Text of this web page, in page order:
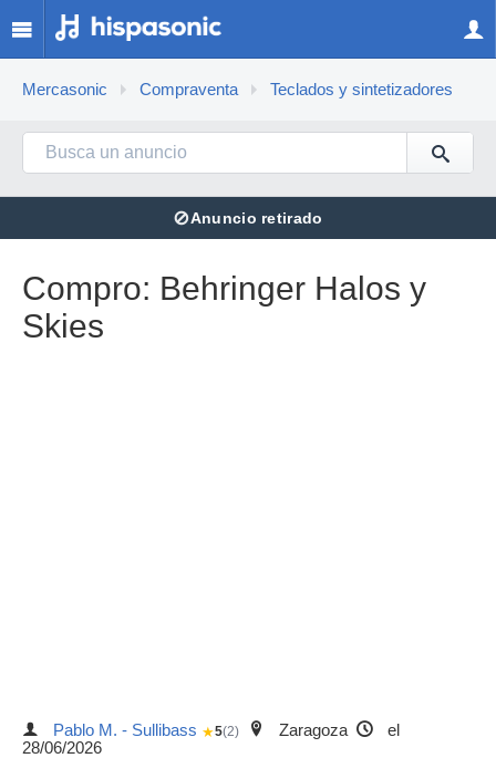
Mercasonic Compraventa Teclados y sintetizadores
⊘Anuncio retirado
Compro: Behringer Halos y
Skies
Pablo M. - Sullibass ★5(2) Zaragoza
el
28/06/2026